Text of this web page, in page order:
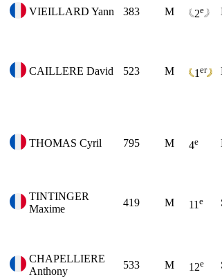
VIEILLARD Yann 383 M 2e
CAILLERE David 523 M 1 er
THOMAS Cyril 795 M 4e
TINTINGER
Maxime
419 M 11 e
CHAPELLIERE
Anthony
533 M 12e